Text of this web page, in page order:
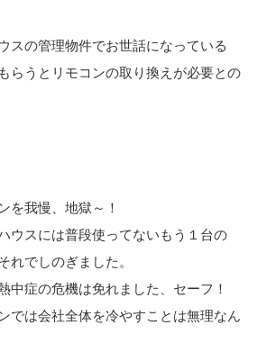
スの管理物件でお世話になっている
らうとリモコンの取り換えが必要との
を我慢、地獄～！
ウスには普段使ってないもう１台の
れでしのぎました。
中症の危機は免れました、セーフ！
では会社全体を冷やすことは無理なん